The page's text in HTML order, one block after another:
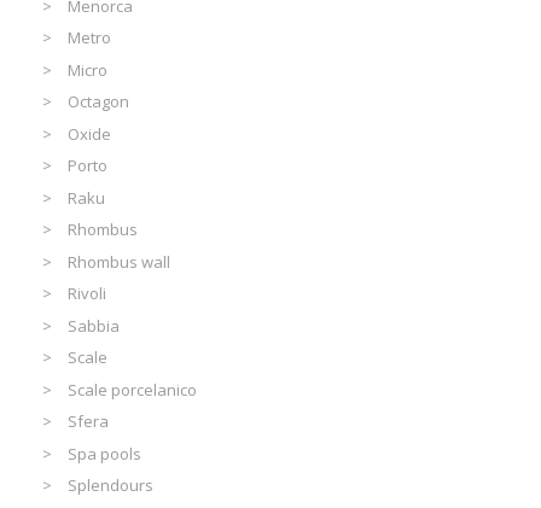
Menorca
Metro
Micro
Octagon
Oxide
Porto
Raku
Rhombus
Rhombus wall
Rivoli
Sabbia
Scale
Scale porcelanico
Sfera
Spa pools
Splendours